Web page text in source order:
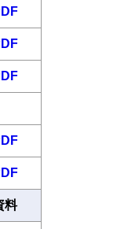
料